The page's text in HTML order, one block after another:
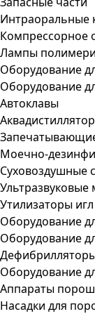
Интраоральные
Компрессорное
Лампы
Оборудование
Оборудование
Автоклавы
Моечно-
Суховоздушные
Ультразвуковые
Утилизаторы игл
Оборудование
Оборудование
Оборудование
Аппараты
Насадки для